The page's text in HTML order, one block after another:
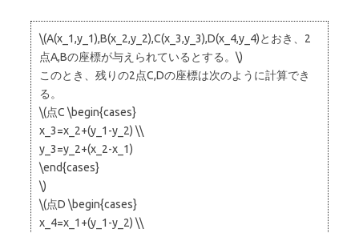
\(A(x_1,y_1),B(x_2,y_2),C(x_3,y_3),D(x_4,y_4)とおき、2
点A,Bの座標が与えられているとする。\)
このとき、残りの2点C,Dの座標は次のように計算でき
る。
\(点C \begin{cases}
x_3=x_2+(y_1-y_2) \\
y_3=y_2+(x_2-x_1)
\end{cases}
\)
\(点D \begin{cases}
x_4=x_1+(y_1-y_2) \\